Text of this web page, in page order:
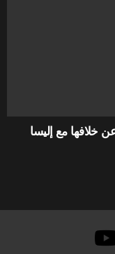
خلافها مع إليسا
youtube